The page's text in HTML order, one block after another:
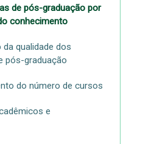
de pós-graduação por
conhecimento
da qualidade dos
pós-graduação
do número de cursos
e